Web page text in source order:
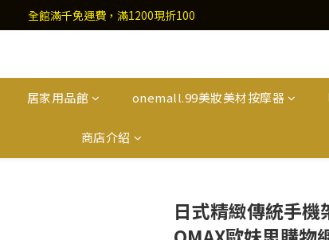
全館滿千免運費，滿1200現折100
居家用品館 onemall.99美妝美材按摩器
商店介紹
日式精緻傳統手